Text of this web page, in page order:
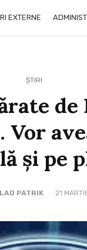
EXTERNE
ȘTIRI
și pe
PATRIK 21